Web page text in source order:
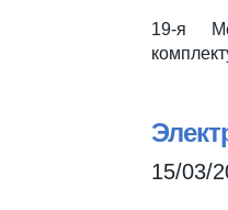
19-я
15/03/